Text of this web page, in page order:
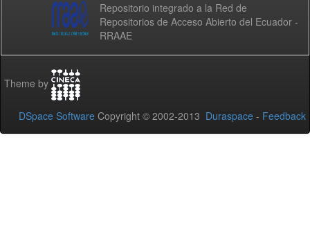
Repositorio integrado a la Red de
Repositorios de Acceso Abierto del Ecuador -
RRAAE
Theme by
DSpace Software Copyright © 2002-2013 Duraspace - Feedback